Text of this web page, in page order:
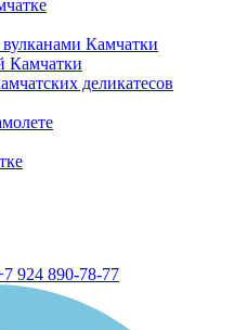
Камчатки
Камчатки
деликатесов
924 890-78-77